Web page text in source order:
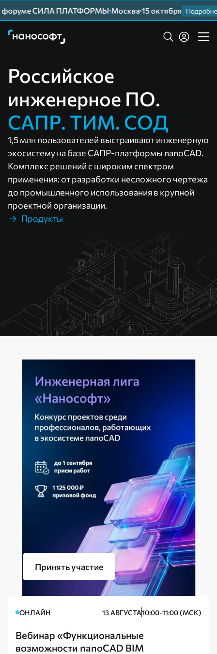
СИЛА ПЛАТФОРМЫ Москва 15 октября Подробнее
Российское
инженерное ПО.
САПР. ТИМ. СОД
1,5 млн пользователей выстраивают инженерную
экосистему на базе САПР-платформы nanoCAD.
Комплекс решений с широким спектром
применения: от разработки несложного чертежа
до промышленного использования в крупной
проектной организации.
Продукты
Принять участие
ОНЛАЙН 13 АВГУСТА10:00-11:00 (МСК)
Вебинар «Функциональные
возможности nanoCAD BIM